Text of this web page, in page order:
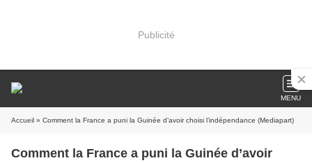
Publicité
MENU
Accueil » Comment la France a puni la Guinée d’avoir choisi l’indépendance (Mediapart)
Comment la France a puni la Guinée d’avoir